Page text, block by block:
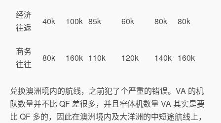
经济
往返
40k 100k 85k 60k 80k 80k
商务
往往
80k 160k 110k 120k 140k 160k
兑换澳洲境内的航线，之前犯了个严重的错误。VA 的机
队数量并不比 QF 差很多，并且窄体机数量 VA 其实是要
比 QF 多的，因此在澳洲境内及大洋洲的中短途航线上，